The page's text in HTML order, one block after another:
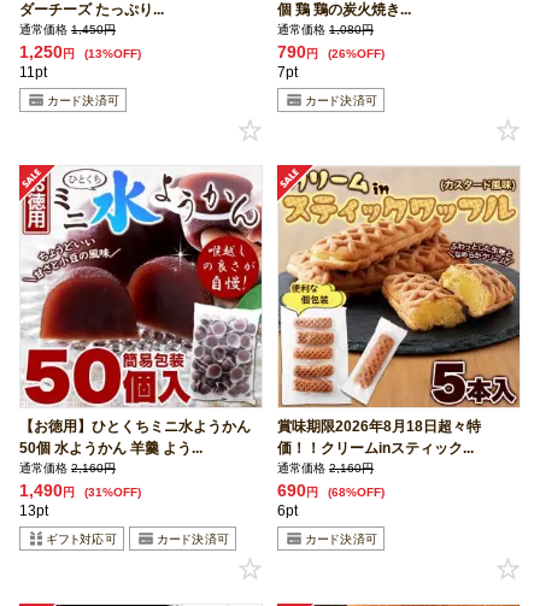
ダーチーズ たっぷり...
通常価格 1,450円
1,250円 (13%OFF)
11pt
個 鶏 鶏の炭火焼き...
通常価格 1,080円
790円 (26%OFF)
7pt
【お徳用】ひとくちミニ水ようかん
50個 水ようかん 羊羹 よう...
通常価格 2,160円
1,490円 (31%OFF)
13pt
賞味期限2026年8月18日超々特
価！！クリームinスティック...
通常価格 2,160円
690円 (68%OFF)
6pt